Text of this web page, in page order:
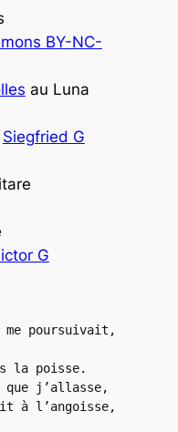
BY-NC-
au Luna
Siegfried G
G
poursuivait,
la poisse.
j’allasse,
à l’angoisse,